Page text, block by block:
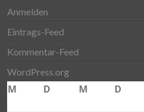
Anmelden
Eintrags-Feed
Kommentar-Feed
WordPress.org
M D M D